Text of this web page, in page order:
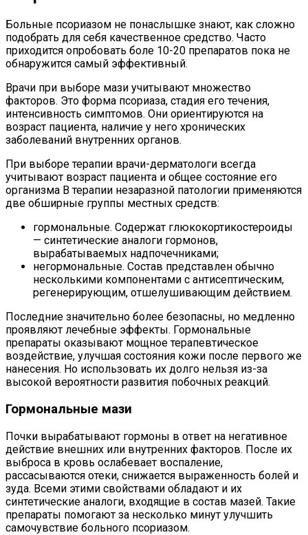
Больные псориазом не понаслышке знают, как сложно
подобрать для себя качественное средство. Часто
приходится опробовать боле 10-20 препаратов пока не
обнаружится самый эффективный.
Врачи при выборе мази учитывают множество
факторов. Это форма псориаза, стадия его течения,
интенсивность симптомов. Они ориентируются на
возраст пациента, наличие у него хронических
заболеваний внутренних органов.
При выборе терапии врачи-дерматологи всегда
учитывают возраст пациента и общее состояние его
организма В терапии незаразной патологии применяются
две обширные группы местных средств:
гормональные. Содержат глюкокортикостероиды
— синтетические аналоги гормонов,
вырабатываемых надпочечниками;
негормональные. Состав представлен обычно
несколькими компонентами с антисептическим,
регенерирующим, отшелушивающим действием.
Последние значительно более безопасны, но медленно
проявляют лечебные эффекты. Гормональные
препараты оказывают мощное терапевтическое
воздействие, улучшая состояния кожи после первого же
нанесения. Но использовать их долго нельзя из-за
высокой вероятности развития побочных реакций.
Гормональные мази
Почки вырабатывают гормоны в ответ на негативное
действие внешних или внутренних факторов. После их
выброса в кровь ослабевает воспаление,
рассасываются отеки, снижается выраженность болей и
зуда. Всеми этими свойствами обладают и их
синтетические аналоги, входящие в состав мазей. Такие
препараты помогают за несколько минут улучшить
самочувствие больного псориазом.